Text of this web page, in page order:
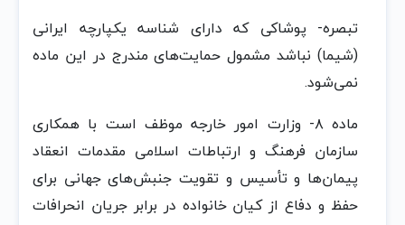
تبصره‌- پوشاکی‌ که‌ دارای شناسه‌ یکپارچه‌ ایرانی‌
(شیما) نباشد مشمول‌ حمایت‌های مندرج‌ در این‌ ماده‌
نمی‌شود.
ماده‌ ٨- وزارت‌ امور خارجه‌ موظف‌ است‌ با همکاری
سازمان‌ فرهنگ‌ و ارتباطات‌ اسلامی‌ مقدمات‌ انعقاد
پیمان‌ها و تأسیس‌ و تقویت‌ جنبش‌های جهانی‌ برای
حفظ‌ و دفاع‌ از کیان‌ خانواده‌ در برابر جریان‌ انحرافات‌